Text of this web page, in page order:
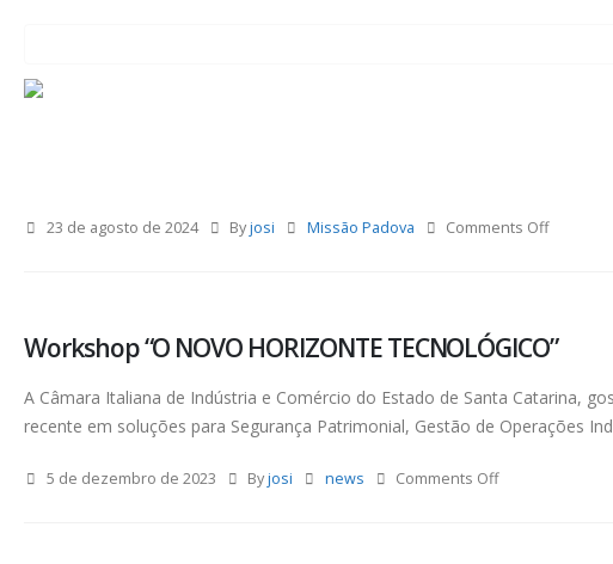
23 de agosto de 2024 Byjosi Missão Padova Comments Off
Workshop “O NOVO HORIZONTE TECNOLÓGICO”
A Câmara Italiana de Indústria e Comércio do Estado de Santa Catarina,
recente em soluções para Segurança Patrimonial, Gestão de Operações
5 de dezembro de 2023 Byjosi news Comments Off